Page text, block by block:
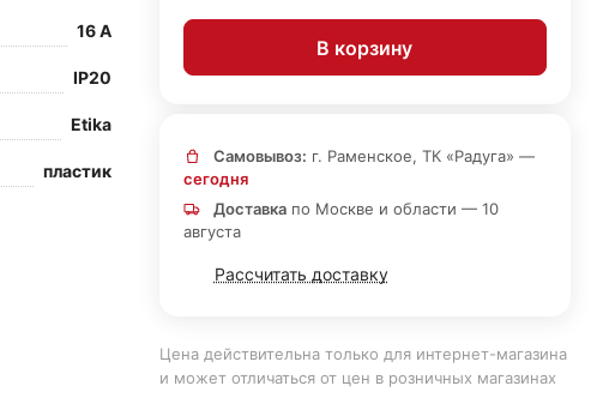
16 А
IP20
Etika
пластик
В корзину
Самовывоз: г. Раменское, ТК «Радуга» —
сегодня
Доставкапо Москве и области — 10
августа
Рассчитать доставку
Цена действительна только для интернет-магазина
и может отличаться от цен в розничных магазинах